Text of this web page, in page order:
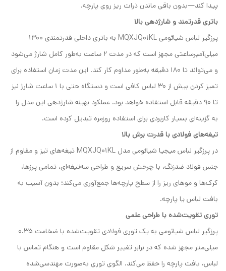
پیدا کند—بدون باقی ماندن ذرات ریز روی پارچه.
باتری قدرتمند و شارژدهی بالا
پرزگیر لباس شیائومی MQXJQ01KL به باتری داخلی قدرتمندی 1300
میلی‌آمپرساعتی مجهز است که در مدت ۲ ساعت به‌طور کامل شارژ می‌شود
و می‌تواند تا ۱۸۰ دقیقه به‌طور مداوم کار کند. این مدت زمان استفاده برای
تمیز کردن بیش از 30 لباس کافی است و دستگاه حتی با ۱ ساعت شارژ نیز
تا ۹۰ دقیقه قابل استفاده خواهد بود. عملکرد بهینه شارژدهی این مدل را
به گزینه‌ای بسیار کاربردی برای استفاده روزمره تبدیل کرده است.
تیغه‌های فولادی با قدرت برش بالا
در پرزگیر لباس میجیا شیائومی مدل MQXJQ01KL تیغه‌های تیز و مقاوم از
جنس فولاد ضدزنگ، با چرخش سریع و طراحی سه‌تیغه‌ای، تمامی پرزها،
کرک‌ها و موهای ریز را از سطح پارچه‌ها جمع‌آوری می‌کند؛ بدون آسیب به
بافت لباس یا پارچه.
توری تقویت‌شده با طراحی علمی
پرزگیر لباس شیائومی به یک توری فولادی تقویت‌شده با ضخامت 0.35
میلی‌متر مجهز شده که در برابر تغییر شکل مقاوم است و هنگام تماس با
لباس، بافت پارچه را حفظ می‌کند. الگوی توری به‌صورت مهندسی‌شده